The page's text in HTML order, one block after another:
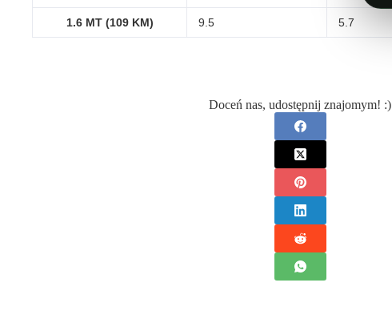
1.6 MT (109 KM) 9.5 5.7
Doceń nas, udostępnij znajomym! :)